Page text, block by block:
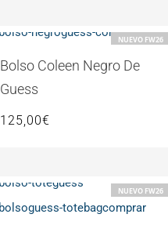
NUEVO FW26
Bolso Coleen Negro De
Guess
125,00€
NUEVO FW26